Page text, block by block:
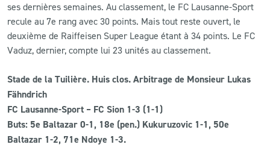
ses dernières semaines. Au classement, le FC Lausanne-Sport
recule au 7e rang avec 30 points. Mais tout reste ouvert, le
deuxième de Raiffeisen Super League étant à 34 points. Le FC
Vaduz, dernier, compte lui 23 unités au classement.
Stade de la Tuilière. Huis clos. Arbitrage de Monsieur Lukas
Fähndrich
FC Lausanne-Sport – FC Sion 1-3 (1-1)
Buts: 5e Baltazar 0-1, 18e (pen.) Kukuruzovic 1-1, 50e
Baltazar 1-2, 71e Ndoye 1-3.